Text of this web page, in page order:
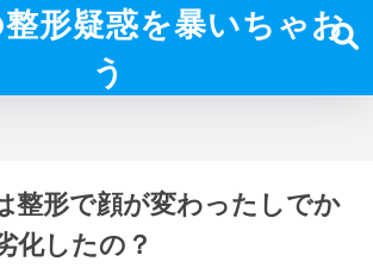
形疑惑を暴いちゃお
う
整形で顔が変わったしでか
化したの？